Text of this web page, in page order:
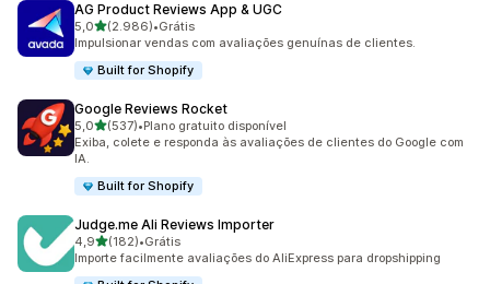
AG Product Reviews App & UGC
5,0de 5 estrelas
(2.986)
2986 avaliações ao todo
•Grátis
Impulsionar vendas com avaliações genuínas de clientes.
Built for Shopify
Google Reviews Rocket
5,0de 5 estrelas
(537)
537 avaliações ao todo
•Plano gratuito disponível
Exiba, colete e responda às avaliações de clientes do Google com
IA.
Built for Shopify
Judge.me Ali Reviews Importer
4,9de 5 estrelas
(182)
182 avaliações ao todo
•Grátis
Importe facilmente avaliações do AliExpress para dropshipping